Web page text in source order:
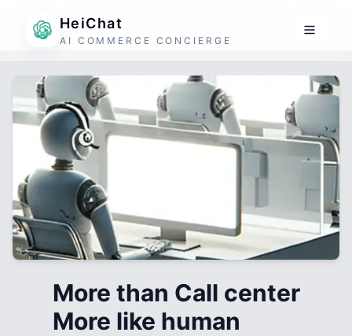
HeiChat
AI COMMERCE CONCIERGE
More than Call center
More like human